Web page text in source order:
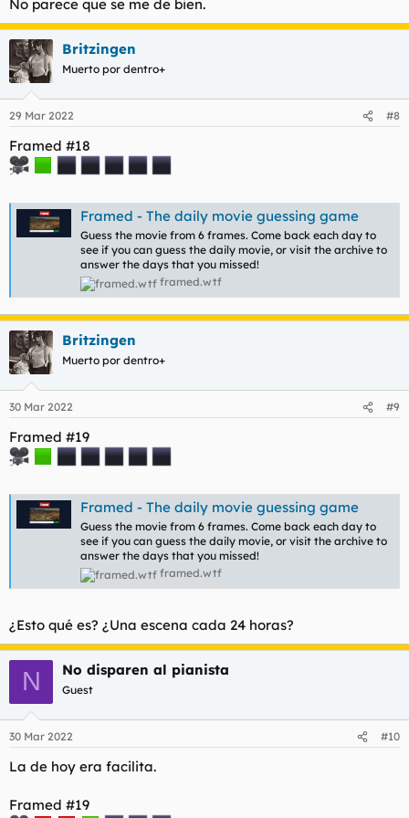
No parece que se me de bien.
Britzingen
Muerto por dentro+
29 Mar 2022 #8
Framed #18
Framed - The daily movie guessing game
Guess the movie from 6 frames. Come back each day to
see if you can guess the daily movie, or visit the archive to
answer the days that you missed!
framed.wtf
Britzingen
Muerto por dentro+
30 Mar 2022 #9
Framed #19
Framed - The daily movie guessing game
Guess the movie from 6 frames. Come back each day to
see if you can guess the daily movie, or visit the archive to
answer the days that you missed!
framed.wtf
¿Esto qué es? ¿Una escena cada 24 horas?
N No disparen al pianista
Guest
30 Mar 2022 #10
La de hoy era facilita.
Framed #19